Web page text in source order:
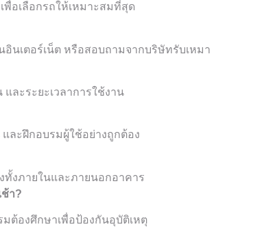
อเลือกรถให้เหมาะสมที่สุด
นเตอร์เน็ต หรือสอบถามจากบริษัทรับเหมา
ละระยะเวลาการใช้งาน
ละฝึกอบรมผู้ใช้อย่างถูกต้อง
ทั้งภายในและภายนอกอาคาร
า?
ต้องศึกษาเพื่อป้องกันอุบัติเหตุ